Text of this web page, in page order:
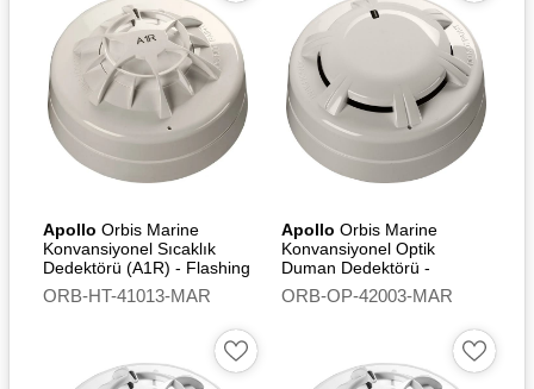
Apollo Orbis Marine
Konvansiyonel Sıcaklık
Dedektörü (A1R) - Flashing
Led
ORB-HT-41013-MAR
Apollo Orbis Marine
Konvansiyonel Optik
Duman Dedektörü -
Flashing Led
ORB-OP-42003-MAR